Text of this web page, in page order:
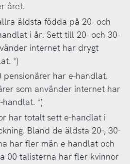
året.
äldsta födda på 20- och
i år. Sett till 20- och 30-
internet har drygt
*)
pensionärer har e-handlat.
som använder internet har
*)
har totalt sett e-handlat i
Bland de äldsta 20-, 30-
har fler män e-handlat och
00-talisterna har fler kvinnor